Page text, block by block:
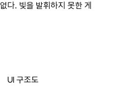
없다. 빛을 발휘하지 못한 게